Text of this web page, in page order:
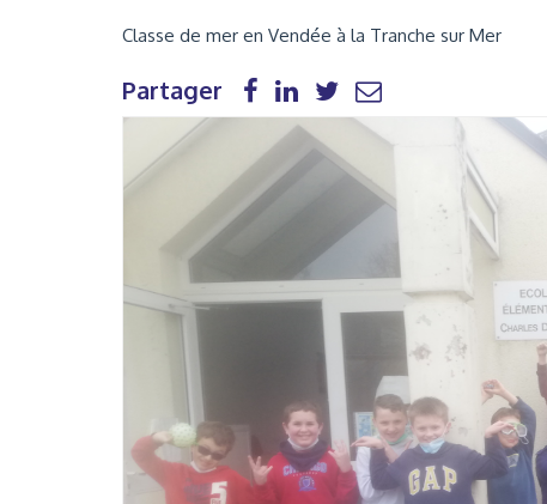
Classe de mer en Vendée à la Tranche sur Mer
Partager